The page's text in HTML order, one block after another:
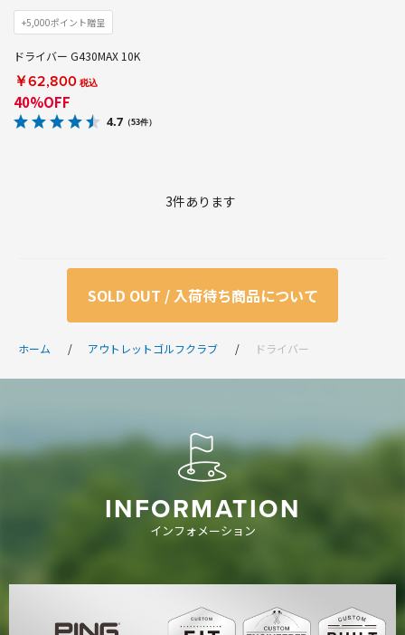
+5,000ポイント贈呈
ドライバー G430MAX 10K
￥62,800 税込
40%OFF
4.7 （53件）
3件あります
SOLD OUT / 入荷待ち商品について
ホーム アウトレットゴルフクラブ ドライバー
INFORMATION
インフォメーション